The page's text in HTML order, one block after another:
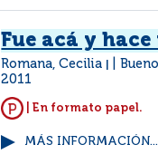
Fue acá y
Romana, Cecilia
2011
| En formato papel.
MÁS INFORMACIÓN...